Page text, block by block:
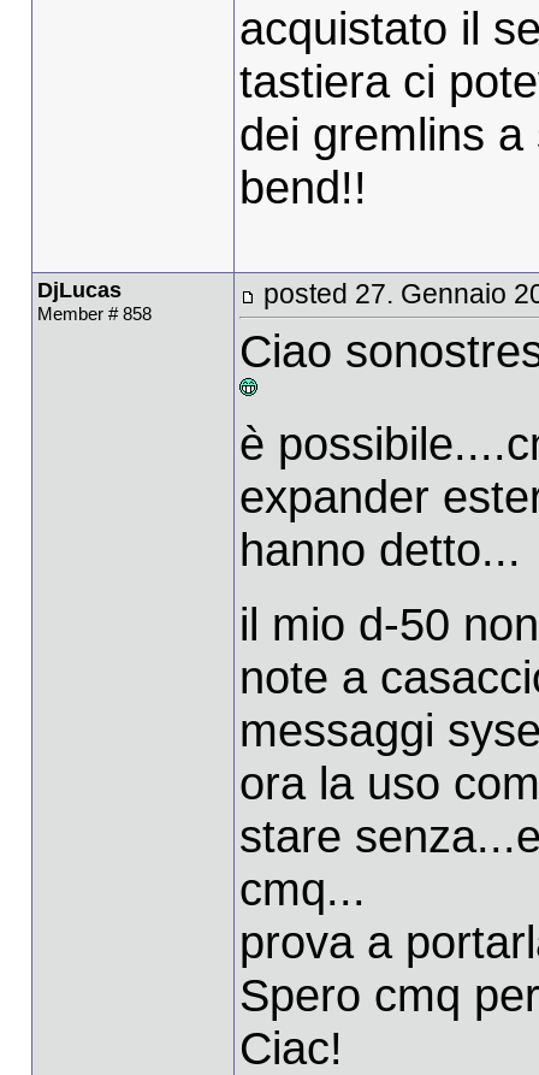
acquistato il
tastiera ci
dei gremlins
bend!!
DjLucas
Member # 858
posted 27. Gennaio
Ciao
è
expander
hanno detto...
il mio d-50
note a
messaggi
ora la uso
stare
cmq...
prova a
Spero cmq
Ciac!